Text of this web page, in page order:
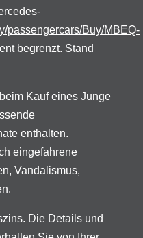
passengercars/Buy/MBEQ-
begrenzt. Stand
Kauf eines Junge
enthalten.
eingefahrene
Vandalismus,
Die Details und